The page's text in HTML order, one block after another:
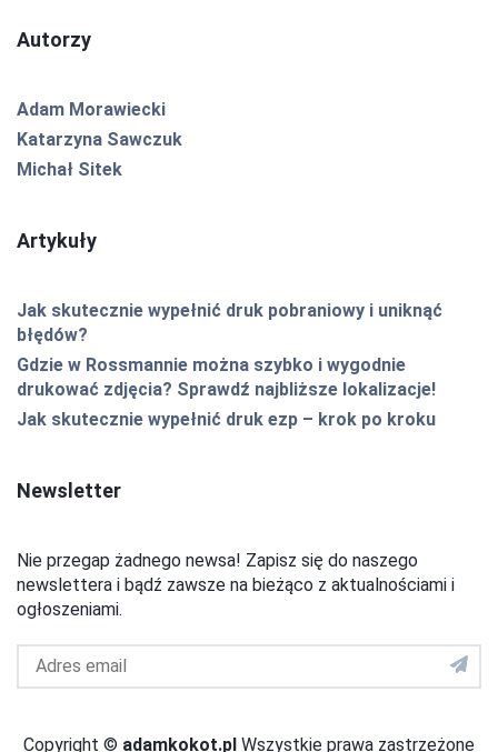
Autorzy
Adam Morawiecki
Katarzyna Sawczuk
Michał Sitek
Artykuły
Jak skutecznie wypełnić druk pobraniowy i uniknąć
błędów?
Gdzie w Rossmannie można szybko i wygodnie
drukować zdjęcia? Sprawdź najbliższe lokalizacje!
Jak skutecznie wypełnić druk ezp – krok po kroku
Newsletter
Nie przegap żadnego newsa! Zapisz się do naszego
newslettera i bądź zawsze na bieżąco z aktualnościami i
ogłoszeniami.
Adres
email
Copyright © adamkokot.pl Wszystkie prawa zastrzeżone